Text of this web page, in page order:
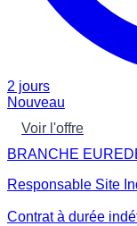
2 jours
Nouveau
Voir l'offre
BRANCHE
Responsable Site
Contrat à durée